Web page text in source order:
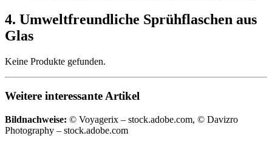
4. Umweltfreundliche Sprühflaschen aus
Glas
Keine Produkte gefunden.
Weitere interessante Artikel
Bildnachweise: © Voyagerix – stock.adobe.com, © Davizro
Photography – stock.adobe.com